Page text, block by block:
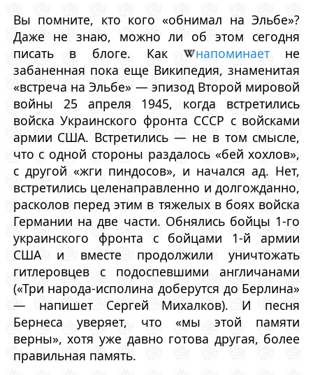
Вы помните, кто кого «обнимал на Эльбе»?
Даже не знаю, можно ли об этом сегодня
писать в блоге. Как
напоминаетне
забаненная пока еще Википедия, знаменитая
«встреча на Эльбе» — эпизод Второй мировой
войны 25 апреля 1945, когда встретились
войска Украинского фронта СССР с войсками
армии США. Встретились — не в том смысле,
что с одной стороны раздалось «бей хохлов»,
с другой «жги пиндосов», и начался ад. Нет,
встретились целенаправленно и долгожданно,
расколов перед этим в тяжелых в боях войска
Германии на две части. Обнялись бойцы 1-го
украинского фронта с бойцами 1-й армии
США и вместе продолжили уничтожать
гитлеровцев с подоспевшими англичанами
(«Три народа-исполина доберутся до Берлина»
— напишет Сергей Михалков). И песня
Бернеса уверяет, что «мы этой памяти
верны», хотя уже давно готова другая, более
правильная память.